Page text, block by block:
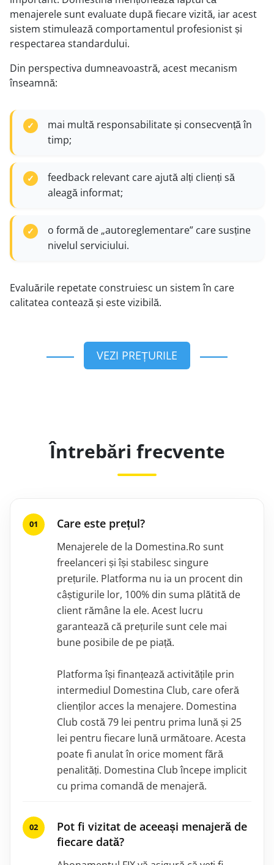
menajerele sunt evaluate după fiecare vizită, iar acest
sistem stimulează comportamentul profesionist și
respectarea standardului.
Din perspectiva dumneavoastră, acest mecanism
înseamnă:
mai multă responsabilitate și consecvență în
timp;
feedback relevant care ajută alți clienți să
aleagă informat;
o formă de „autoreglementare” care susține
nivelul serviciului.
Evaluările repetate construiesc un sistem în care
calitatea contează și este vizibilă.
VEZI PREȚURILE
Întrebări frecvente
Care este prețul?
Menajerele de la Domestina.Ro sunt
freelanceri și își stabilesc singure
prețurile. Platforma nu ia un procent din
câștigurile lor, 100% din suma plătită de
client rămâne la ele. Acest lucru
garantează că prețurile sunt cele mai
bune posibile de pe piață.
Platforma își finanțează activitățile prin
intermediul Domestina Club, care oferă
clienților acces la menajere. Domestina
Club costă 79 lei pentru prima lună și 25
lei pentru fiecare lună următoare. Acesta
poate fi anulat în orice moment fără
penalități. Domestina Club începe implicit
cu prima comandă de menajeră.
Pot fi vizitat de aceeași menajeră de
fiecare dată?